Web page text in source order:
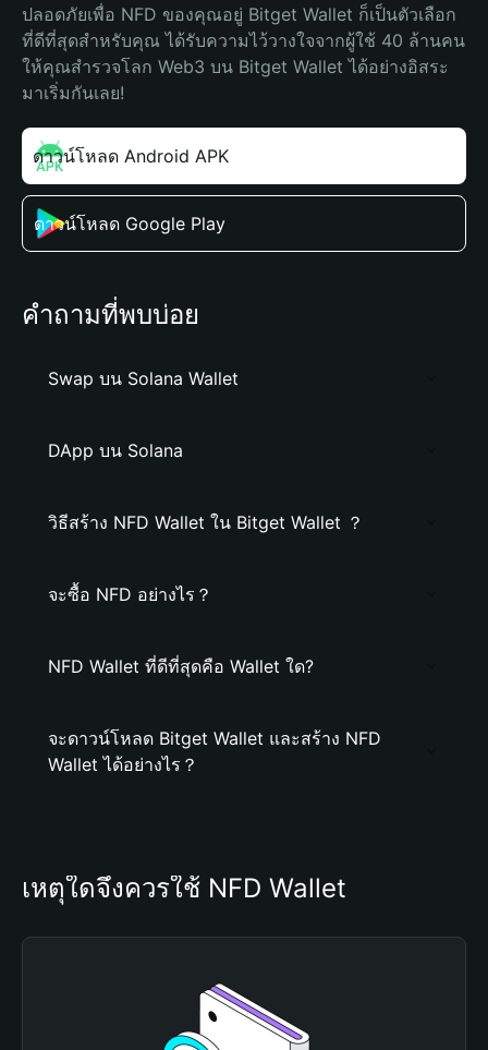
ปลอดภัยเพื่อ NFD ของคุณอยู่ Bitget Wallet ก็เป็นตัวเลือก
ที่ดีที่สุดสำหรับคุณ ได้รับความไว้วางใจจากผู้ใช้ 40 ล้านคน
ให้คุณสำรวจโลก Web3 บน Bitget Wallet ได้อย่างอิสระ
มาเริ่มกันเลย!
ดาวน์โหลด Android APK
ดาวน์โหลด Google Play
คำถามที่พบบ่อย
Swap บน Solana Wallet
DApp บน Solana
วิธีสร้าง NFD Wallet ใน Bitget Wallet ？
จะซื้อ NFD อย่างไร？
NFD Wallet ที่ดีที่สุดคือ Wallet ใด?
จะดาวน์โหลด Bitget Wallet และสร้าง NFD
Wallet ได้อย่างไร？
เหตุใดจึงควรใช้ NFD Wallet